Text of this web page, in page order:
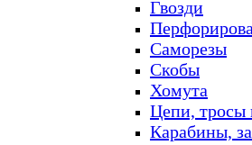
Гвозди
Саморезы
Скобы
Хомута
Цепи,
Карабины,